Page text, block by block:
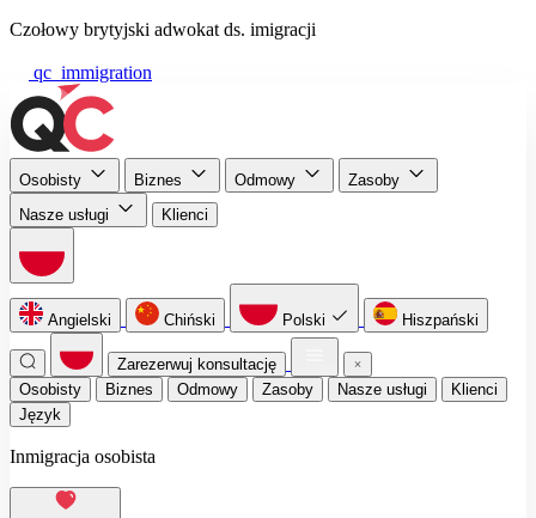
Czołowy brytyjski adwokat ds. imigracji
qc_immigration
Osobisty Biznes Odmowy
Zasoby
Nasze usługi
Klienci
Angielski Chiński Polski Hiszpański
Zarezerwuj konsultację
Osobisty
Biznes Odmowy Zasoby Nasze usługi
Klienci
Język
Inmigracja osobista